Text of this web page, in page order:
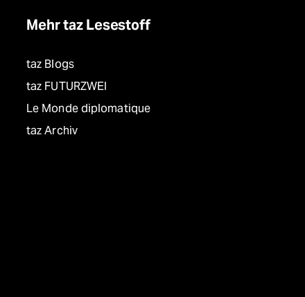
Mehr taz Lesestoff
taz Blogs
taz FUTURZWEI
Le Monde diplomatique
taz Archiv